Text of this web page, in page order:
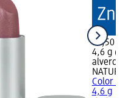
89,50 Kč
4,6 g
alverde
Color &
4,6 g